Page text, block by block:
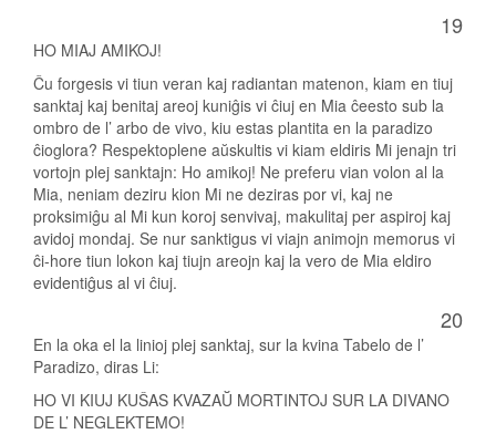
19
HO MIAJ AMIKOJ!
Ĉu forgesis vi tiun veran kaj radiantan matenon, kiam en tiuj
sanktaj kaj benitaj areoj kuniĝis vi ĉiuj en Mia ĉeesto sub la
ombro de l’ arbo de vivo, kiu estas plantita en la paradizo
ĉioglora? Respektoplene aŭskultis vi kiam eldiris Mi jenajn tri
vortojn plej sanktajn: Ho amikoj! Ne preferu vian volon al la
Mia, neniam deziru kion Mi ne deziras por vi, kaj ne
proksimiĝu al Mi kun koroj senvivaj, makulitaj per aspiroj kaj
avidoj mondaj. Se nur sanktigus vi viajn animojn memorus vi
ĉi-hore tiun lokon kaj tiujn areojn kaj la vero de Mia eldiro
evidentiĝus al vi ĉiuj.
20
En la oka el la linioj plej sanktaj, sur la kvina Tabelo de l’
Paradizo, diras Li:
HO VI KIUJ KUŜAS KVAZAŬ MORTINTOJ SUR LA DIVANO
DE L’ NEGLEKTEMO!